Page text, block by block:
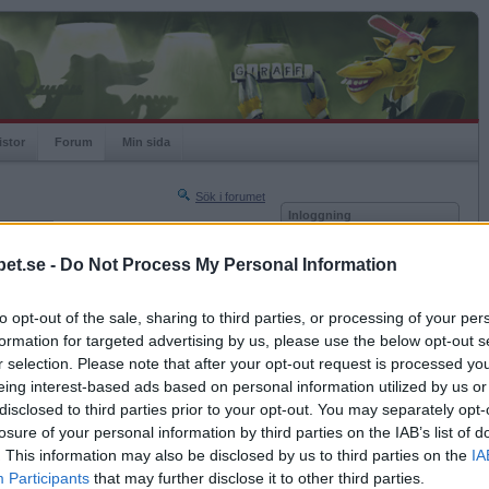
- Do Not Process My Personal Information
opt-out of the sale, sharing to third parties, or processing of your
for targeted advertising by us, please use the below opt-out
selection. Please note that after your opt-out request is processed
interest-based ads based on personal information utilized by us
to third parties prior to your opt-out. You may separately
of your personal information by third parties on the IAB’s list of
This information may also be disclosed by us to third parties on the
Participants that may further disclose it to other third parties.
Forum Min sida
Sök i forumet
Nästa sida »
2018-02-09 23:43
Inloggning
Kom ihåg mig
Glömt ditt lösenord?
Få ny aktiveringslänk
Betapet är gratis!